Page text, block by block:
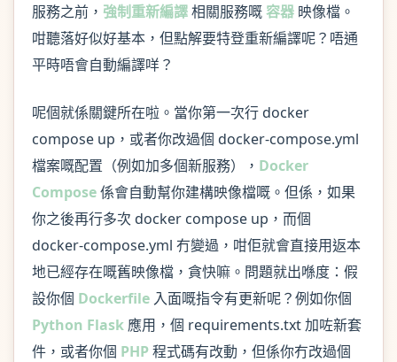
服務之前， 強制重新編譯相關服務嘅容器 映像檔。
咁聽落好似好基本，但點解要特登重新編譯呢？唔通
平時唔會自動編譯咩？
呢個就係關鍵所在啦。當你第一次行 docker
compose up，或者你改過個 docker-compose.yml
檔案嘅配置（例如加多個新服務）， Docker
Compose係會自動幫你建構映像檔嘅。但係，如果
你之後再行多次 docker compose up，而個
docker-compose.yml 冇變過，咁佢就會直接用返本
地已經存在嘅舊映像檔，貪快嘛。問題就出喺度：假
設你個 Dockerfile 入面嘅指令有更新呢？例如你個
Python Flask 應用，個 requirements.txt 加咗新套
件，或者你個 PHP程式碼有改動，但係你冇改過個